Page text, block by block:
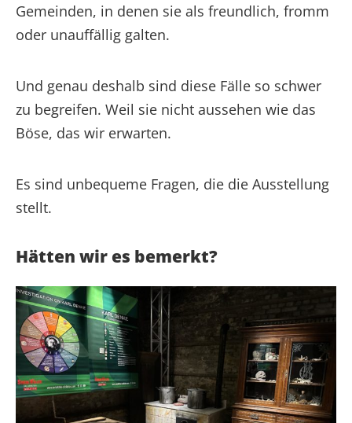
Gemeinden, in denen sie als freundlich, fromm
oder unauffällig galten.
Und genau deshalb sind diese Fälle so schwer
zu begreifen. Weil sie nicht aussehen wie das
Böse, das wir erwarten.
Es sind unbequeme Fragen, die die Ausstellung
stellt.
Hätten wir es bemerkt?